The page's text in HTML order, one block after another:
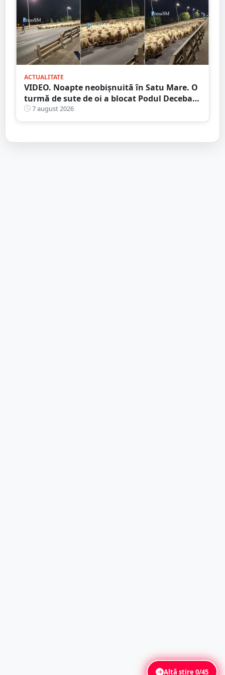
ACTUALITATE
VIDEO. Noapte neobișnuită în Satu Mare. O
turmă de sute de oi a blocat Podul Decebal.
Gest de apreciat al ciobanului
7 august 2026
Altă știre0/45